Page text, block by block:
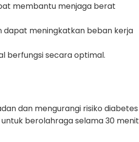
membantu menjaga berat
dapat meningkatkan beban kerja
berfungsi secara optimal.
dan mengurangi risiko diabetes
berolahraga selama 30 menit